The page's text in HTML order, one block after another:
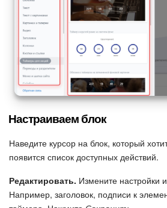
Настраиваем блок
Наведите курсор на блок, который
появится список доступных действий.
Редактировать. Измените настройки
Например, заголовок, подписи к